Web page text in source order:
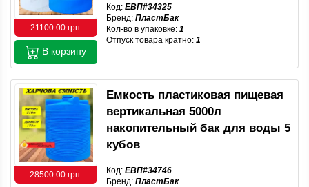
21100.00 грн.
Код: ЕВП#34325
Бренд: ПластБак
Кол-во в упаковке: 1
Отпуск товара кратно: 1
В корзину
28500.00 грн.
Емкость пластиковая пищевая
вертикальная 5000л
накопительный бак для воды 5
кубов
Код: ЕВП#34746
Бренд: ПластБак